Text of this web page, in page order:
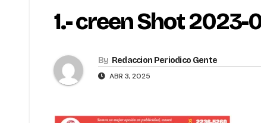
1.- creen Shot
By Redaccion Periodico Gente
ABR 3, 2025